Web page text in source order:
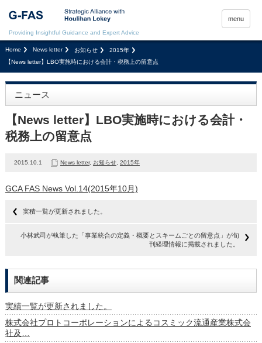
Providing Insightful Guidance and Expert Advice
menu
Home News letter お知らせ
2015年
【News letter】LBO実施時における会計・税務上の留意点
ニュース
【News letter】LBO実施時における会計・
税務上の留意点
2015.10.1 News letter, お知らせ, 2015年
GCA FAS News Vol.14(2015年10月)
実積一覧が更新されました。
小林武司が執筆した「事業統合の定義・概要とスキームごとの留意点」が旬
刊経理情報に掲載されました。
関連記事
実績一覧が更新されました。
株式会社プロトコーポレーションによるコスミック流通産業株式会
社及…